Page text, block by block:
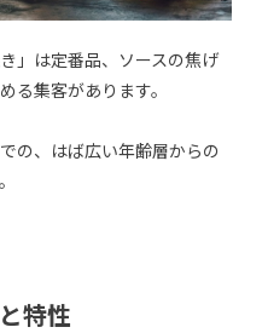
」は定番品、ソースの焦げ
る集客があります。
の、はば広い年齢層からの
特性